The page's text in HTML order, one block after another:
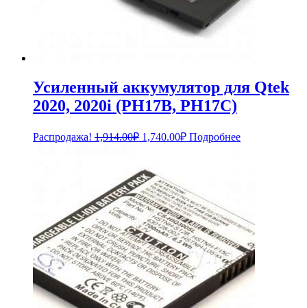
Усиленный аккумулятор для Qtek
2020, 2020i (PH17B, PH17C)
Распродажа! 1,914.00₽ Первоначальная
1,914.00₽.
1,740.00₽Текущая
цена:
Подробнее